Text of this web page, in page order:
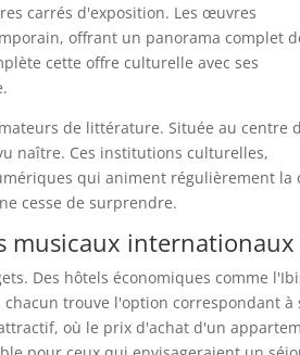
carrés d'exposition. Les œuvres
offrant un panorama complet
cette offre culturelle avec ses
de littérature. Située au centre
naître. Ces institutions culturelles,
qui animent régulièrement la
cesse de surprendre.
musicaux internationaux
Des hôtels économiques comme
trouve l'option correspondant à
où le prix d'achat d'un